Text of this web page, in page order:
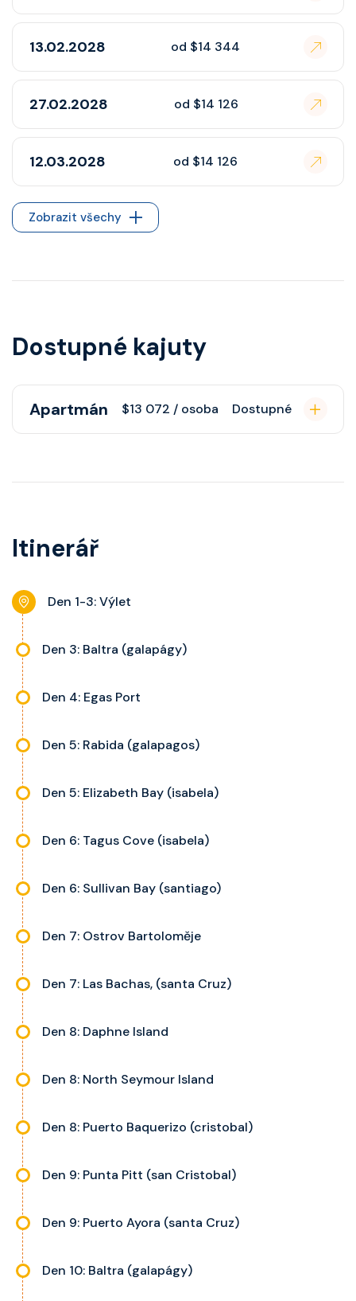
13.02.2028 od $14 344
27.02.2028 od $14 126
12.03.2028 od $14 126
Zobrazit všechy
Dostupné kajuty
Apartmán $13 072 / osoba Dostupné
pohovku či více ložnicí podle
nastavitelnou klimatizaci,
noční stolky, trezor a balkon s
výhledem, velikost kajuty a balkonu
Itinerář
Den 1-3: Výlet
Den 3: Baltra (galapágy)
Den 4: Egas Port
Den 5: Rabida (galapagos)
Den 5: Elizabeth Bay (isabela)
Den 6: Tagus Cove (isabela)
Den 6: Sullivan Bay (santiago)
Den 7: Ostrov Bartoloměje
Den 7: Las Bachas, (santa Cruz)
Den 8: Daphne Island
Den 8: North Seymour Island
Den 8: Puerto Baquerizo (cristobal)
Den 9: Punta Pitt (san Cristobal)
Den 9: Puerto Ayora (santa Cruz)
Den 10: Baltra (galapágy)